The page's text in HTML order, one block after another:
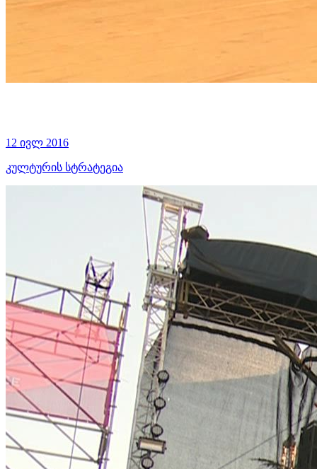
12 ივლ 2016
კულტურის სტრატეგია